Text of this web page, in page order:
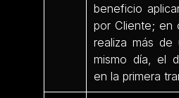
beneficio
por Cliente; en
realiza más de
mismo día, el
en la primera